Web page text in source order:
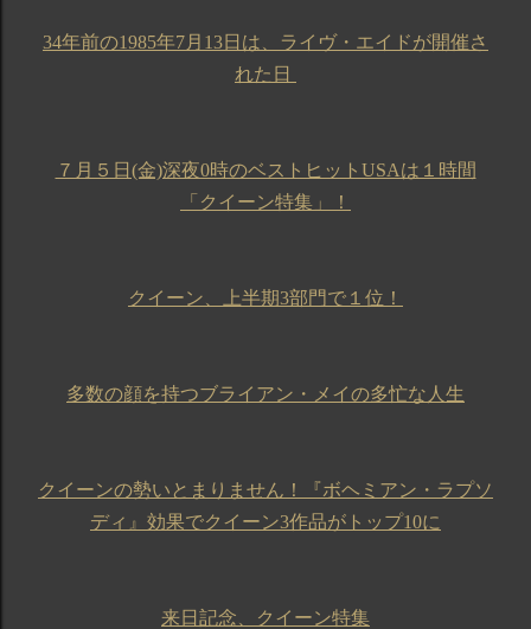
34年前の1985年7月13日は、ライヴ・エイドが開催さ
れた日
７月５日(金)深夜0時のベストヒットUSAは１時間
「クイーン特集」！
クイーン、上半期3部門で１位！
多数の顔を持つブライアン・メイの多忙な人生
クイーンの勢いとまりません！『ボヘミアン・ラプソ
ディ』効果でクイーン3作品がトップ10に
来日記念、クイーン特集